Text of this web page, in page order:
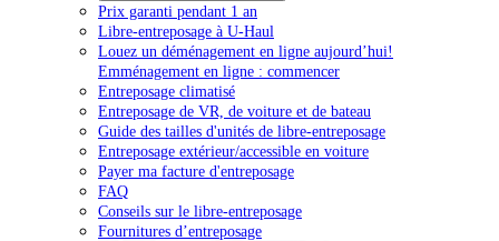
Prix garanti pendant 1 an
Libre-entreposage à U-Haul
Louez un déménagement en ligne aujourd’hui!
Emménagement en ligne : commencer
Entreposage climatisé
Entreposage de VR, de voiture et de bateau
Guide des tailles d'unités de libre-entreposage
Entreposage extérieur/accessible en voiture
Payer ma facture d'entreposage
FAQ
Conseils sur le libre-entreposage
Fournitures d’entreposage